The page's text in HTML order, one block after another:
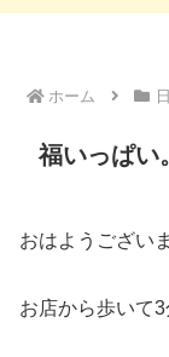
ホーム
福いっぱい。
おはようござい
お店から歩いて3